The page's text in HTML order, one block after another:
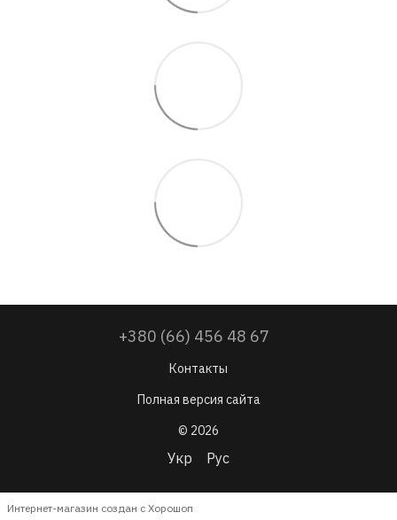
+380 (66) 456 48 67
Контакты
Полная версия сайта
© 2026
Укр Рус
Интернет-магазин создан с Хорошоп